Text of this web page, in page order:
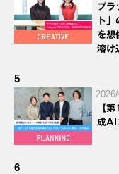
プラ
ト
を想
溶け
5
【
成
6